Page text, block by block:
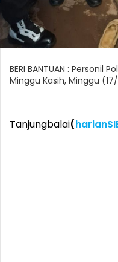
BERI BANTUAN : Personil
Minggu Kasih, Minggu
Tanjungbalai(